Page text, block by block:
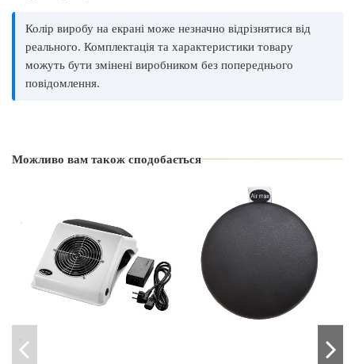
Колір виробу на екрані може незначно відрізнятися від
реального. Комплектація та характеристики товару
можуть бути змінені виробником без попереднього
повідомлення.
Країна виробник Україна
Можливо вам також сподобається